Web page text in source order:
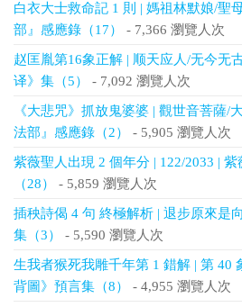
白衣大士救命記 1 則 | 媽祖林默娘/聖
部』感應錄（17）
- 7,366 瀏覽人次
赵匡胤第16象正解 | 顺天应人/无今无
译》集（5）
- 7,092 瀏覽人次
《大悲咒》抓放鬼婆婆 | 觀世音菩薩/
法部』感應錄（2）
- 5,905 瀏覽人次
紫薇聖人出現 2 個年分 | 122/2033 |
（28）
- 5,859 瀏覽人次
插秧詩偈 4 句 終極解析 | 退步原來是
集（3）
- 5,590 瀏覽人次
生我者猴死我雕千年第 1 錯解 | 第 40
背圖》預言集（8）
- 4,955 瀏覽人次